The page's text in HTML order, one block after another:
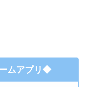
ムアプリ◆